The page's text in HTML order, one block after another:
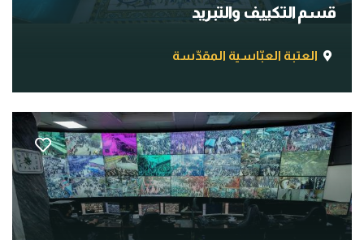
قسم التكييف والتبريد
العتبة العبّاسية المقدّسة